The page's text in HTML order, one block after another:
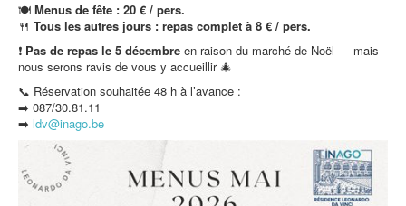
🍽️ Menus de fête : 20 € / pers.
🍴 Tous les autres jours : repas complet à 8 € / pers.
❗ Pas de repas le 5 décembre en raison du marché de Noël — mais
nous serons ravis de vous y accueillir 🎄
📞 Réservation souhaitée 48 h à l’avance :
➡️ 087/30.81.11
➡️ ldv@inago.be